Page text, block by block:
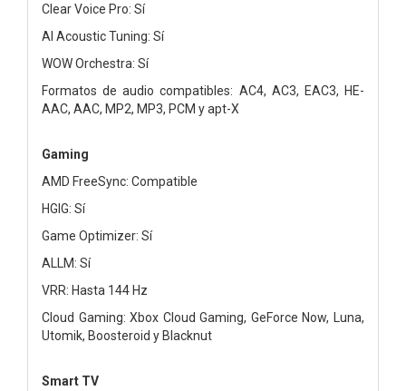
Clear Voice Pro: Sí
AI Acoustic Tuning: Sí
WOW Orchestra: Sí
Formatos de audio compatibles: AC4, AC3, EAC3, HE-
AAC, AAC, MP2, MP3, PCM y apt-X
Gaming
AMD FreeSync: Compatible
HGIG: Sí
Game Optimizer: Sí
ALLM: Sí
VRR: Hasta 144 Hz
Cloud Gaming: Xbox Cloud Gaming, GeForce Now, Luna,
Utomik, Boosteroid y Blacknut
Smart TV